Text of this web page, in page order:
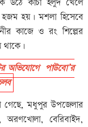
উঠে কাঁচা হলুদ খেলে
হজম হয়। মশলা হিসেবে
কাজে ও রং শিল্পের
থাকে।
অভিযোগে পাউবো’র
গেছে, মধুপুর উপজেলার
বেরিবাইদ,